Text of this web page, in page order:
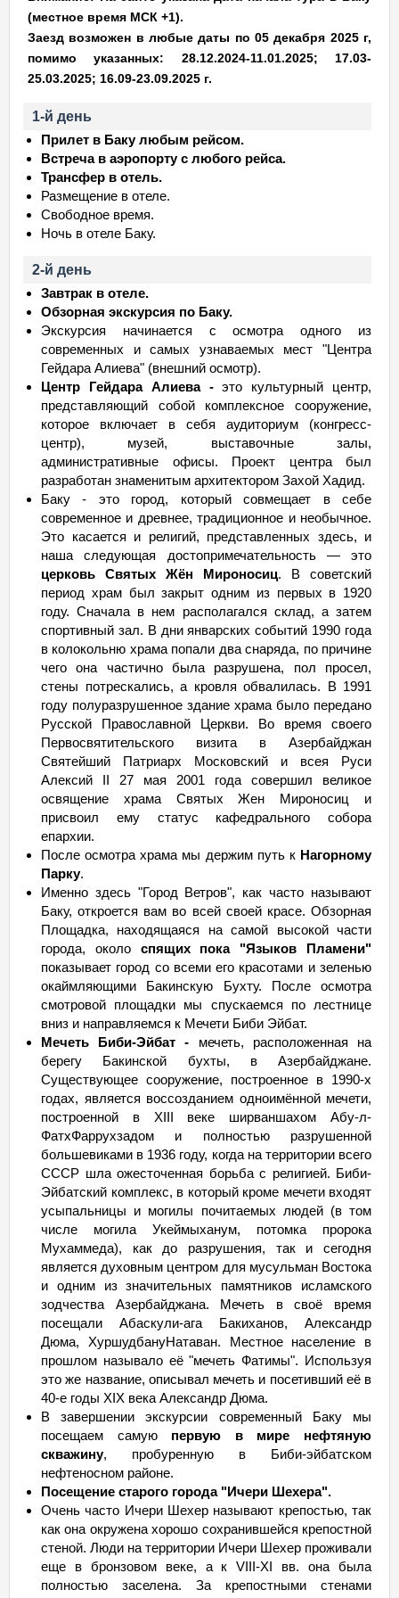
17.09.26 Чт - 20.09Вс
18.09.26 Пт - 21.09 Пн
19.09.26Сб- 22.09 Вт
29.09.26 Вт - 02.10 Пт
30.09.26 Ср - 03.10
01.10.26 Чт - 04.10Вс
02.10.26 Пт - 05.10 Пн
03.10.26 Сб- 06.10 Вт
05.10.26 Пн - 08.10 Чт
06.10.26 Вт - 09.10 Пт
29 849
07.10.26 Ср - 10.10Сб 29 849
мало
08.10.26 Чт - 11.10
мало
09.10.26 Пт - 12.10 Пн
29 849
мало
10.10.26 Сб- 13.10 Вт 29 849
мало
Вс
12.10.26 Пн - 15.10 Чт
29 849
мало
13.10.26 Вт - 16.10 Пт
29 849
мало
14.10.26 Ср - 17.10 Сб 29 849
мало
15.10.26 Чт - 18.10
Вс 29 849
мало
16.10.26 Пт - 19.10 Пн
17.10.26Сб - 20.10 Вт 29 849
мало
18.10.26 Вс - 21.10 Ср 29 849
мало
19.10.26 Пн - 22.10 Чт
29 849
мало
20.10.26 Вт - 23.10 Пт
29 849
мало
21.10.26 Ср - 24.10Сб 29 849
мало
22.10.26 Чт - 25.10Вс 29 849
мало
23.10.26 Пт - 26.10 Пн
29 849
мало
24.10.26
Сб- 27.10 Вт
мало
25.10.26Вс- 28.10 Ср 29 849
мало
26.10.26 Пн - 29.10 Чт
29 849
мало
27.10.26 Вт - 30.10 Пт
29 849
мало
28.10.26 Ср - 31.10
29.10.26 Чт - 01.11
29 849
30.10.26 Пт - 02.11 Пн
29 849
мало
31.10.26Сб - 03.11 Вт 29 849
мало
01.11.26
29 849
02.11.26 Пн - 05.11 Чт
29 849
мало
03.11.26 Вт - 06.11 Пт
29 849
04.11.26 Ср - 07.11Сб 29 849
мало
05.11.26 Чт - 08.11Вс 29 849
мало
06.11.26 Пт - 09.11 Пн
29 849
мало
07.11.26Сб- 10.11 Вт 29 849
мало
08.11.26Вс- 11.11 Ср 29 849
мало
09.11.26 Пн - 12.11 Чт
29 849
мало
10.11.26 Вт - 13.11 Пт
29 849
мало
11.11.26 Ср - 14.11Сб 29 849
мало
12.11.26 Чт - 15.11Вс 29 849
мало
13.11.26 Пт - 16.11 Пн
29 849
мало
14.11.26
- 17.11 Вт 29 849
мало
15.11.26Вс- 18.11 Ср 29 849
мало
16.11.26 Пн - 19.11 Чт
29 849
мало
17.11.26 Вт - 20.11 Пт
29 849
18.11.26 Ср - 21.11Сб 29 849
мало
19.11.26 Чт - 22.11
Вс
мало
20.11.26 Пт - 23.11 Пн
21.11.26Сб- 24.11 Вт 29 849
мало
23.11.26 Пн - 26.11 Чт
29 849
мало
24.11.26 Вт - 27.11 Пт
29 849
мало
(местное время МСК +1).
Заезд возможен в любые даты по 05 декабря 2025 г,
помимо указанных: 28.12.2024-11.01.2025; 17.03-
25.03.2025; 16.09-23.09.2025 г.
1-й день
Прилет в Баку любым рейсом.
Встреча в аэропорту с любого рейса.
Трансфер в отель.
Размещение в отеле.
Свободное время.
Ночь в отеле Баку.
2-й день
Завтрак в отеле.
Обзорная экскурсия по Баку.
Экскурсия начинается с осмотра одного из
современных и самых узнаваемых мест "Центра
Гейдара Алиева" (внешний осмотр).
Центр Гейдара Алиева -это культурный центр,
представляющий собой комплексное сооружение,
которое включает в себя аудиториум (конгресс-
центр), музей, выставочные залы,
административные офисы. Проект центра был
разработан знаменитым архитектором Захой Хадид.
Баку - это город, который совмещает в себе
современное и древнее, традиционное и необычное.
Это касается и религий, представленных здесь, и
наша следующая достопримечательность — это
церковь Святых Жён Мироносиц. В советский
период храм был закрыт одним из первых в 1920
году. Сначала в нем располагался склад, а затем
спортивный зал. В дни январских событий 1990 года
в колокольню храма попали два снаряда, по причине
чего она частично была разрушена, пол просел,
стены потрескались, а кровля обвалилась. В 1991
году полуразрушенное здание храма было передано
Русской Православной Церкви. Во время своего
Первосвятительского визита в Азербайджан
Святейший Патриарх Московский и всея Руси
Алексий II 27 мая 2001 года совершил великое
освящение храма Святых Жен Мироносиц и
присвоил ему статус кафедрального собора
епархии.
После осмотра храма мы держим путь к Нагорному
Парку.
Именно здесь "Город Ветров", как часто называют
Баку, откроется вам во всей своей красе. Обзорная
Площадка, находящаяся на самой высокой части
города, около спящих пока "Языков Пламени"
показывает город со всеми его красотами и зеленью
окаймляющими Бакинскую Бухту. После осмотра
смотровой площадки мы спускаемся по лестнице
вниз и направляемся к Мечети Биби Эйбат.
Мечеть Биби-Эйбат - мечеть, расположенная на
берегу Бакинской бухты, в Азербайджане.
Существующее сооружение, построенное в 1990-х
годах, является воссозданием одноимённой мечети,
построенной в XIII веке ширваншахом Абу-л-
ФатхФаррухзадом и полностью разрушенной
большевиками в 1936 году, когда на территории всего
СССР шла ожесточенная борьба с религией. Биби-
Эйбатский комплекс, в который кроме мечети входят
усыпальницы и могилы почитаемых людей (в том
числе могила Укеймыханум, потомка пророка
Мухаммеда), как до разрушения, так и сегодня
является духовным центром для мусульман Востока
и одним из значительных памятников исламского
зодчества Азербайджана. Мечеть в своё время
посещали Абаскули-ага Бакиханов, Александр
Дюма, ХуршудбануНатаван. Местное население в
прошлом называло её "мечеть Фатимы". Используя
это же название, описывал мечеть и посетивший её в
40-е годы XIX века Александр Дюма.
В завершении экскурсии современный Баку мы
посещаем самую первую в мире нефтяную
скважину, пробуренную в Биби-эйбатском
нефтеносном районе.
Посещение старого города "Ичери Шехера".
Очень часто Ичери Шехер называют крепостью, так
как она окружена хорошо сохранившейся крепостной
стеной. Люди на территории Ичери Шехер проживали
еще в бронзовом веке, а к VIII-XI вв. она была
полностью заселена. За крепостными стенами